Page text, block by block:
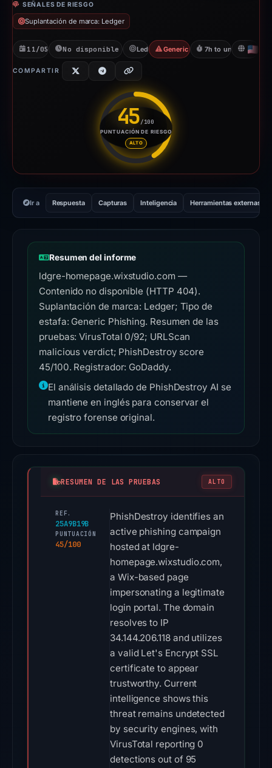
SEÑALES DE RIESGO
Suplantación de marca: Ledger
11/05/2026No disponible desde 06/06/2026
Ledger Generic Phishing7h to unavailable
COMPARTIR
45/100
PUNTUACIÓN DE RIESGO
ALTO
Puntuación de riesgo: 45
Ir a Respuesta Capturas Inteligencia Herramientas externas
Resumen del informe
ldgre-homepage.wixstudio.com —
Contenido no disponible (HTTP 404).
Suplantación de marca: Ledger; Tipo de
estafa: Generic Phishing. Resumen de las
pruebas: VirusTotal 0/92; URLScan
malicious verdict; PhishDestroy score
45/100. Registrador: GoDaddy.
El análisis detallado de PhishDestroy AI se
mantiene en inglés para conservar el
registro forense original.
RESUMEN DE LAS PRUEBAS ALTO
REF.
25A9B19B
PUNTUACIÓN
45/100
PhishDestroy identifies an
active phishing campaign
hosted at ldgre-
homepage.wixstudio.com,
a Wix-based page
impersonating a legitimate
login portal. The domain
resolves to IP
34.144.206.118 and utilizes
a valid Let's Encrypt SSL
certificate to appear
trustworthy. Current
intelligence shows this
threat remains undetected
by security engines, with
VirusTotal reporting 0
detections out of 95